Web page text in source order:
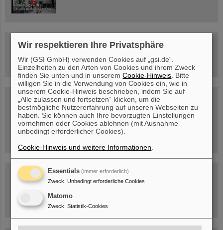
Besichtigung von GSI/FAIR –
jetzt Termin buchen!
Blog Beam On
Menschen...hinter GSI und FAIR.
Umgang mit den Auswirkungen des Kriegs in der Ukraine
Wir respektieren Ihre Privatsphäre
Wir (GSI GmbH) verwenden Cookies auf „gsi.de“.
Einzelheiten zu den Arten von Cookies und ihrem Zweck
finden Sie unten und in unseremCookie-Hinweis . Bitte
willigen Sie in die Verwendung von Cookies ein, wie in
unserem Cookie-Hinweis beschrieben, indem Sie auf
„Alle zulassen und fortsetzen“ klicken, um die
bestmögliche Nutzererfahrung auf unseren Webseiten zu
haben. Sie können auch Ihre bevorzugten Einstellungen
vornehmen oder Cookies ablehnen (mit Ausnahme
unbedingt erforderlicher Cookies).
Cookie-Hinweis und weitere Informationen
Essentials (immer erforderlich)
Zweck: Unbedingt erforderliche Cookies
Matomo
Zweck: Statistik-Cookies